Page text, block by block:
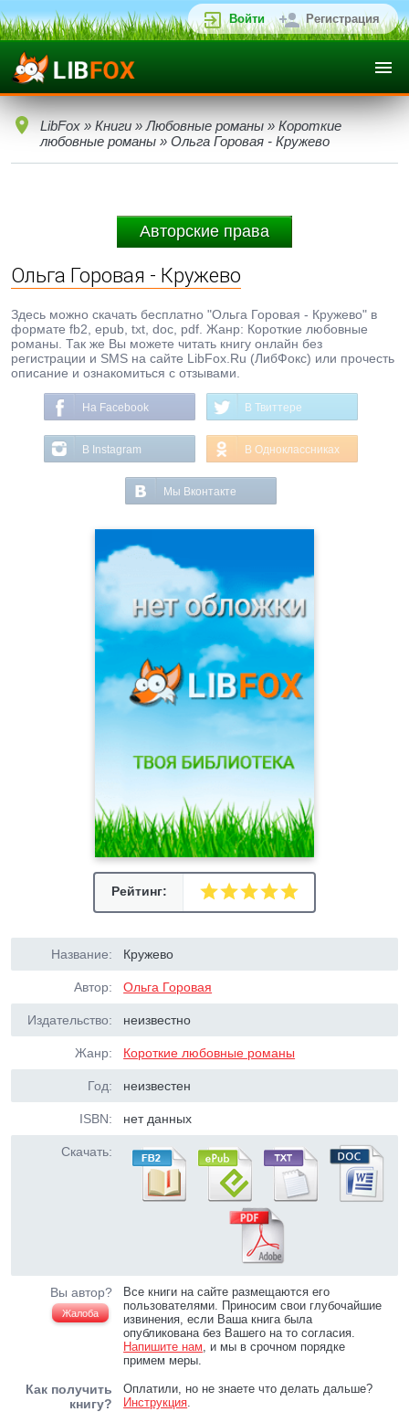
Войти Регистрация
LibFox » Книги » Любовные романы » Короткие
любовные романы » Ольга Горовая - Кружево
Авторские права
Ольга Горовая - Кружево
Здесь можно скачать бесплатно "Ольга Горовая - Кружево" в
формате fb2, epub, txt, doc, pdf. Жанр: Короткие любовные
романы. Так же Вы можете читать книгу онлайн без
регистрации и SMS на сайте LibFox.Ru (ЛибФокс) или прочесть
описание и ознакомиться с отзывами.
На Facebook В Твиттере
В Instagram В Одноклассниках
Мы Вконтакте
Рейтинг:
Название: Кружево
Автор: Ольга Горовая
Издательство: неизвестно
Жанр: Короткие любовные романы
Год: неизвестен
ISBN: нет данных
Скачать:
Вы автор?
Жалоба
Все книги на сайте размещаются его
пользователями. Приносим свои глубочайшие
извинения, если Ваша книга была
опубликована без Вашего на то согласия.
Напишите нам, и мы в срочном порядке
примем меры.
Как получить
книгу?
Оплатили, но не знаете что делать дальше?
Инструкция.